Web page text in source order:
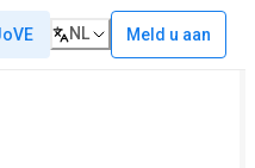
NL Meld u aan